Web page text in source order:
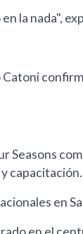
la nada",
capacitación.
en